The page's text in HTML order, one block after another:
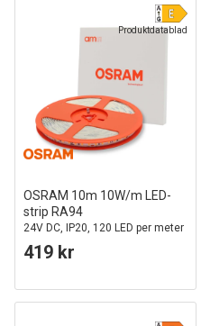
Produktdatablad
OSRAM 10m 10W/m LED-
strip RA94
24V DC, IP20, 120 LED per meter
419 kr